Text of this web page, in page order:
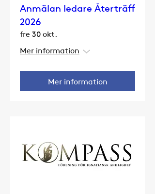
Anmälan ledare Återträff
2026
fre 30 okt.
Mer information
Mer information